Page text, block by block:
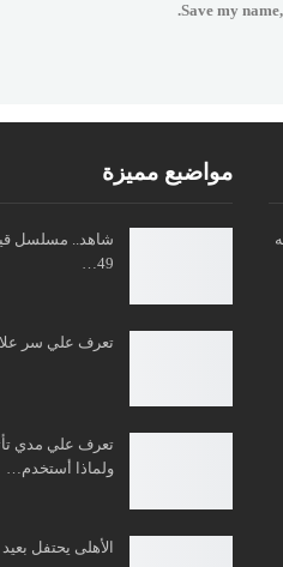
Save my
مواضبع مميزة
شاهد.. مسلسل
49…
تعرف علي سر
تعرف علي مدي
ولماذا أستخدم…
الأهلى يحتفل